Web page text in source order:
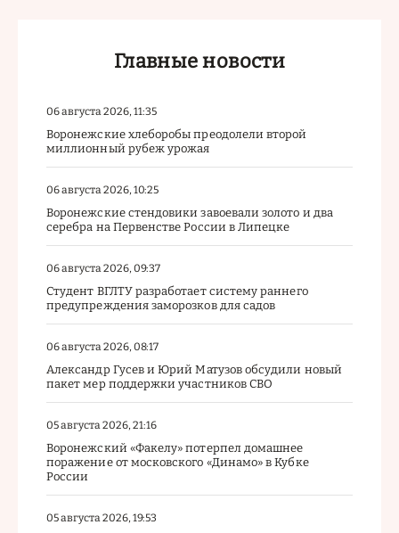
Главные новости
06 августа 2026, 11:35
Воронежские хлеборобы преодолели второй
миллионный рубеж урожая
06 августа 2026, 10:25
Воронежские стендовики завоевали золото и два
серебра на Первенстве России в Липецке
06 августа 2026, 09:37
Студент ВГЛТУ разработает систему раннего
предупреждения заморозков для садов
06 августа 2026, 08:17
Александр Гусев и Юрий Матузов обсудили новый
пакет мер поддержки участников СВО
05 августа 2026, 21:16
Воронежский «Факелу» потерпел домашнее
поражение от московского «Динамо» в Кубке
России
05 августа 2026, 19:53